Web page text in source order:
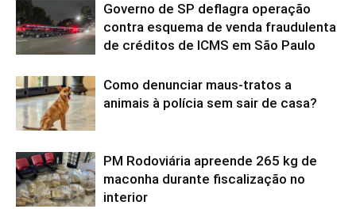
Governo de SP deflagra operação
contra esquema de venda fraudulenta
de créditos de ICMS em São Paulo
Como denunciar maus-tratos a
animais à polícia sem sair de casa?
PM Rodoviária apreende 265 kg de
maconha durante fiscalização no
interior